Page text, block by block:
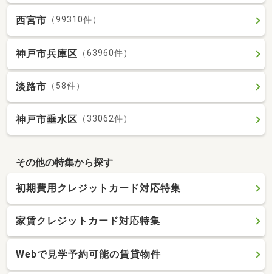
西宮市 （99310件）
神戸市兵庫区 （63960件）
淡路市 （58件）
神戸市垂水区 （33062件）
その他の特集から探す
初期費用クレジットカード対応特集
家賃クレジットカード対応特集
Webで見学予約可能の賃貸物件